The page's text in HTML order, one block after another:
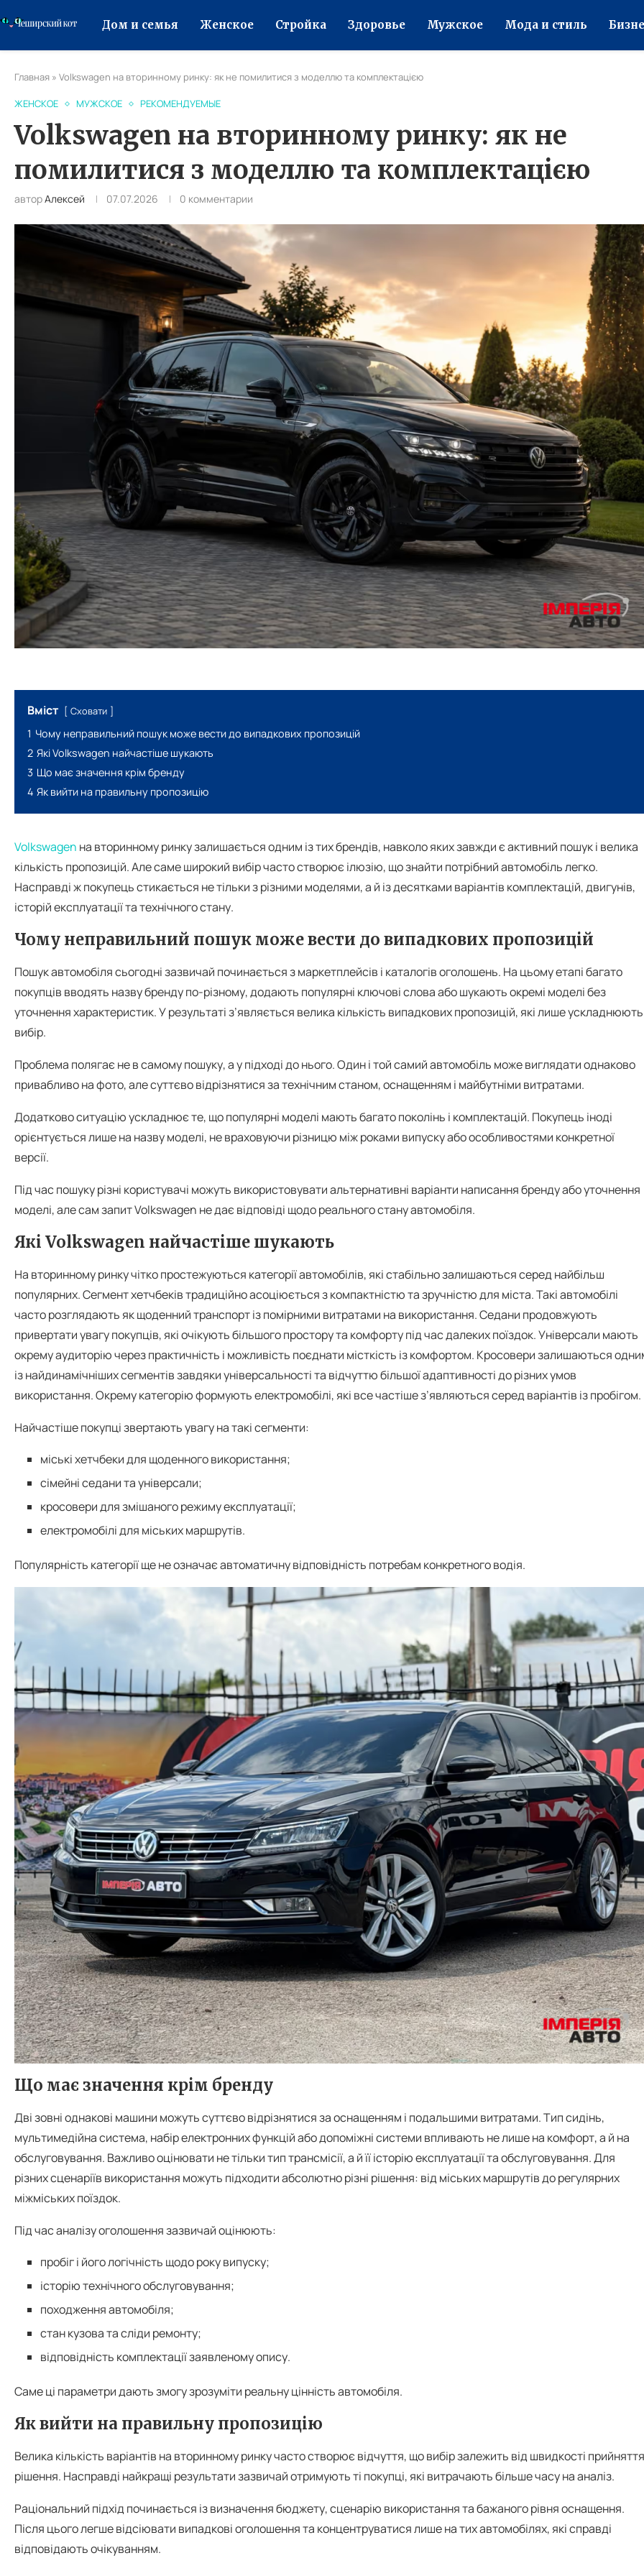
Дом и семья Женское Стройка Здоровье Мужское Мода и стиль
Главная » Volkswagen на вторинному ринку: як не помилитися з моделлю та комплектацією
ЖЕНСКОЕ МУЖСКОЕ РЕКОМЕНДУЕМЫЕ
Volkswagen на вторинному ринку: як не
помилитися з моделлю та комплектацією
авторАлексей 07.07.2026 0 комментарии
Вміст Сховати
1 Чому неправильний пошук може вести до випадкових пропозицій
2 Які Volkswagen найчастіше шукають
3 Що має значення крім бренду
4 Як вийти на правильну пропозицію
Volkswagen на вторинному ринку залишається одним із тих брендів, навколо яких завжди є активний пошук і велика
кількість пропозицій. Але саме широкий вибір часто створює ілюзію, що знайти потрібний автомобіль легко.
Насправді ж покупець стикається не тільки з різними моделями, а й із десятками варіантів комплектацій, двигунів,
історій експлуатації та технічного стану.
Чому неправильний пошук може вести до випадкових пропозицій
Пошук автомобіля сьогодні зазвичай починається з маркетплейсів і каталогів оголошень. На цьому етапі багато
покупців вводять назву бренду по-різному, додають популярні ключові слова або шукають окремі моделі без
уточнення характеристик. У результаті з’являється велика кількість випадкових пропозицій, які лише ускладнюють
вибір.
Проблема полягає не в самому пошуку, а у підході до нього. Один і той самий автомобіль може виглядати однаково
привабливо на фото, але суттєво відрізнятися за технічним станом, оснащенням і майбутніми витратами.
Додатково ситуацію ускладнює те, що популярні моделі мають багато поколінь і комплектацій. Покупець іноді
орієнтується лише на назву моделі, не враховуючи різницю між роками випуску або особливостями конкретної
версії.
Під час пошуку різні користувачі можуть використовувати альтернативні варіанти написання бренду або уточнення
моделі, але сам запит Volkswagen не дає відповіді щодо реального стану автомобіля.
Які Volkswagen найчастіше шукають
На вторинному ринку чітко простежуються категорії автомобілів, які стабільно залишаються серед найбільш
популярних. Сегмент хетчбеків традиційно асоціюється з компактністю та зручністю для міста. Такі автомобілі
часто розглядають як щоденний транспорт із помірними витратами на використання. Седани продовжують
привертати увагу покупців, які очікують більшого простору та комфорту під час далеких поїздок. Універсали мають
окрему аудиторію через практичність і можливість поєднати місткість із комфортом. Кросовери залишаються
із найдинамічніших сегментів завдяки універсальності та відчуттю більшої адаптивності до різних умов
використання. Окрему категорію формують електромобілі, які все частіше з’являються серед варіантів із пробігом.
Найчастіше покупці звертають увагу на такі сегменти:
міські хетчбеки для щоденного використання;
сімейні седани та універсали;
кросовери для змішаного режиму експлуатації;
електромобілі для міських маршрутів.
Популярність категорії ще не означає автоматичну відповідність потребам конкретного водія.
Що має значення крім бренду
Дві зовні однакові машини можуть суттєво відрізнятися за оснащенням і подальшими витратами. Тип сидінь,
мультимедійна система, набір електронних функцій або допоміжні системи впливають не лише на комфорт, а й на
обслуговування. Важливо оцінювати не тільки тип трансмісії, а й її історію експлуатації та обслуговування. Для
різних сценаріїв використання можуть підходити абсолютно різні рішення: від міських маршрутів до регулярних
міжміських поїздок.
Під час аналізу оголошення зазвичай оцінюють:
пробіг і його логічність щодо року випуску;
історію технічного обслуговування;
походження автомобіля;
стан кузова та сліди ремонту;
відповідність комплектації заявленому опису.
Саме ці параметри дають змогу зрозуміти реальну цінність автомобіля.
Як вийти на правильну пропозицію
Велика кількість варіантів на вторинному ринку часто створює відчуття, що вибір залежить від швидкості прийняття
рішення. Насправді найкращі результати зазвичай отримують ті покупці, які витрачають більше часу на аналіз.
Раціональний підхід починається із визначення бюджету, сценарію використання та бажаного рівня оснащення.
Після цього легше відсіювати випадкові оголошення та концентруватися лише на тих автомобілях, які справді
відповідають очікуванням.